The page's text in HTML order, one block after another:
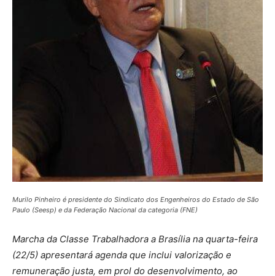
Murilo Pinheiro é presidente do Sindicato dos Engenheiros do Estado de São
Paulo (Seesp) e da Federação Nacional da categoria (FNE)
Marcha da Classe Trabalhadora a Brasília na quarta-feira
(22/5) apresentará agenda que inclui valorização e
remuneração justa, em prol do desenvolvimento, ao